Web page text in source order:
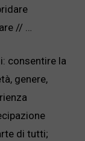
// …
consentire la
genere,
di tutti;